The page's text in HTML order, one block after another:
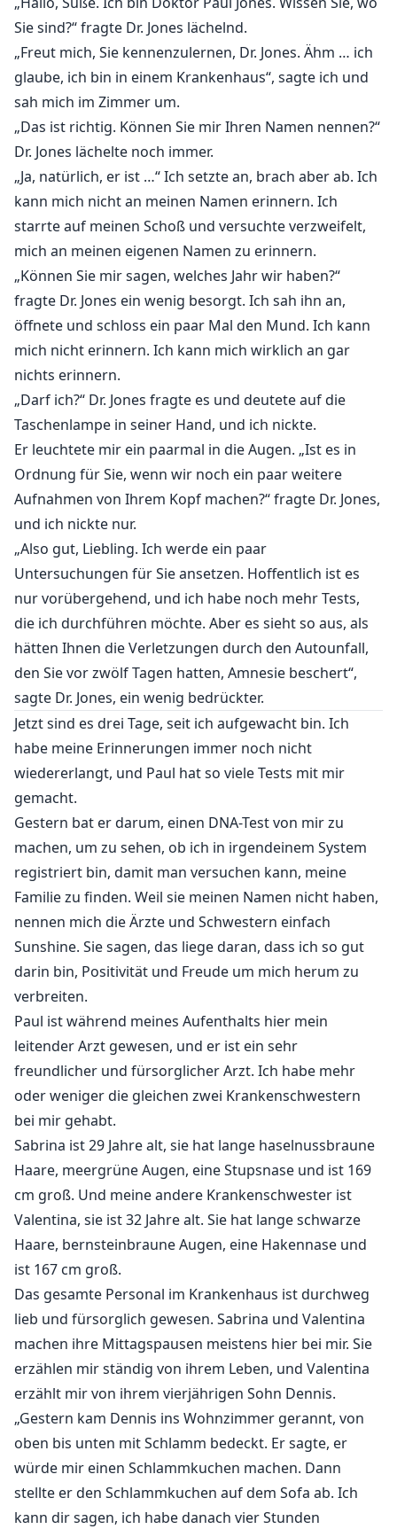
Sie sind?“ fragte Dr. Jones lächelnd.
„Freut mich, Sie kennenzulernen, Dr. Jones. Ähm … ich
glaube, ich bin in einem Krankenhaus“, sagte ich und
sah mich im Zimmer um.
„Das ist richtig. Können Sie mir Ihren Namen nennen?“
Dr. Jones lächelte noch immer.
„Ja, natürlich, er ist …“ Ich setzte an, brach aber ab. Ich
kann mich nicht an meinen Namen erinnern. Ich
starrte auf meinen Schoß und versuchte verzweifelt,
mich an meinen eigenen Namen zu erinnern.
„Können Sie mir sagen, welches Jahr wir haben?“
fragte Dr. Jones ein wenig besorgt. Ich sah ihn an,
öffnete und schloss ein paar Mal den Mund. Ich kann
mich nicht erinnern. Ich kann mich wirklich an gar
nichts erinnern.
„Darf ich?“ Dr. Jones fragte es und deutete auf die
Taschenlampe in seiner Hand, und ich nickte.
Er leuchtete mir ein paarmal in die Augen. „Ist es in
Ordnung für Sie, wenn wir noch ein paar weitere
Aufnahmen von Ihrem Kopf machen?“ fragte Dr. Jones,
und ich nickte nur.
„Also gut, Liebling. Ich werde ein paar
Untersuchungen für Sie ansetzen. Hoffentlich ist es
nur vorübergehend, und ich habe noch mehr Tests,
die ich durchführen möchte. Aber es sieht so aus, als
hätten Ihnen die Verletzungen durch den Autounfall,
den Sie vor zwölf Tagen hatten, Amnesie beschert“,
sagte Dr. Jones, ein wenig bedrückter.
Jetzt sind es drei Tage, seit ich aufgewacht bin. Ich
habe meine Erinnerungen immer noch nicht
wiedererlangt, und Paul hat so viele Tests mit mir
gemacht.
Gestern bat er darum, einen DNA-Test von mir zu
machen, um zu sehen, ob ich in irgendeinem System
registriert bin, damit man versuchen kann, meine
Familie zu finden. Weil sie meinen Namen nicht haben,
nennen mich die Ärzte und Schwestern einfach
Sunshine. Sie sagen, das liege daran, dass ich so gut
darin bin, Positivität und Freude um mich herum zu
verbreiten.
Paul ist während meines Aufenthalts hier mein
leitender Arzt gewesen, und er ist ein sehr
freundlicher und fürsorglicher Arzt. Ich habe mehr
oder weniger die gleichen zwei Krankenschwestern
bei mir gehabt.
Sabrina ist 29 Jahre alt, sie hat lange haselnussbraune
Haare, meergrüne Augen, eine Stupsnase und ist 169
cm groß. Und meine andere Krankenschwester ist
Valentina, sie ist 32 Jahre alt. Sie hat lange schwarze
Haare, bernsteinbraune Augen, eine Hakennase und
ist 167 cm groß.
Das gesamte Personal im Krankenhaus ist durchweg
lieb und fürsorglich gewesen. Sabrina und Valentina
machen ihre Mittagspausen meistens hier bei mir. Sie
erzählen mir ständig von ihrem Leben, und Valentina
erzählt mir von ihrem vierjährigen Sohn Dennis.
„Gestern kam Dennis ins Wohnzimmer gerannt, von
oben bis unten mit Schlamm bedeckt. Er sagte, er
würde mir einen Schlammkuchen machen. Dann
stellte er den Schlammkuchen auf dem Sofa ab. Ich
kann dir sagen, ich habe danach vier Stunden